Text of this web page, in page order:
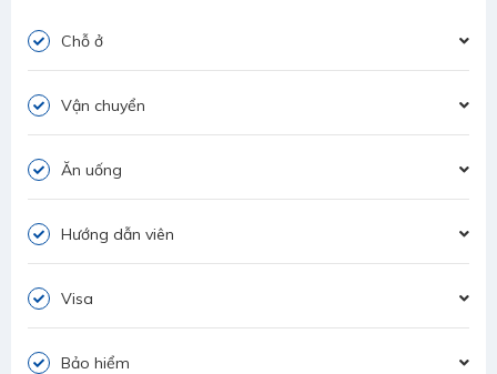
Chỗ ở
Vận chuyển
Ăn uống
Hướng dẫn viên
Visa
Bảo hiểm